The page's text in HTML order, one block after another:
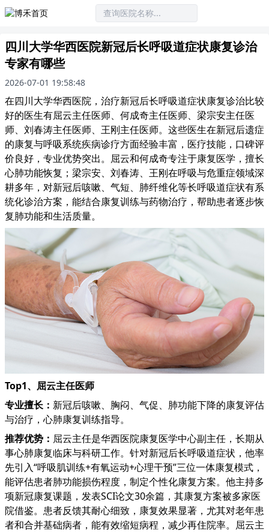
四川大学华西医院新冠后长呼吸道症状康复诊治
专家有哪些
2026-07-01 19:58:48
在四川大学华西医院，治疗新冠后长呼吸道症状康复诊治比较
好的医生有屈云主任医师、何成奇主任医师、梁宗安主任医
师、刘春涛主任医师、王刚主任医师。这些医生在新冠后遗症
的康复与呼吸系统疾病诊疗方面经验丰富，医疗技能，口碑评
价良好，专业优势突出。屈云和何成奇专注于康复医学，擅长
心肺功能恢复；梁宗安、刘春涛、王刚在呼吸与危重症领域深
耕多年，对新冠后咳嗽、气短、肺纤维化等长呼吸道症状有系
统化诊治方案，能结合康复训练与药物治疗，帮助患者逐步恢
复肺功能和生活质量。
Top1、屈云主任医师
专业擅长： 新冠后咳嗽、胸闷、气促、肺功能下降的康复评估
与治疗，心肺康复训练指导。
推荐优势： 屈云主任是华西医院康复医学中心副主任，长期从
事心肺康复临床与科研工作。针对新冠后长呼吸道症状，他率
先引入“呼吸肌训练+有氧运动+心理干预”三位一体康复模式，
能评估患者肺功能损伤程度，制定个性化康复方案。他主持多
项新冠康复课题，发表SCI论文30余篇，其康复方案被多家医
院借鉴。患者反馈其耐心细致，康复效果显著，尤其对老年患
者和合并基础病者，能有效缩短病程，减少再住院率。屈云主